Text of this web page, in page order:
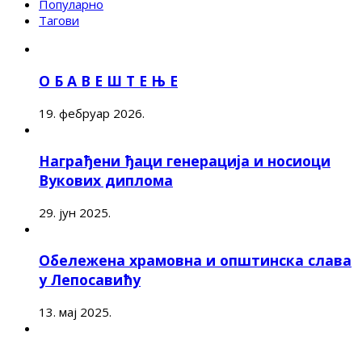
Популарно
Тагови
О Б А В Е Ш Т Е Њ Е
19. фебруар 2026.
Награђени ђаци генерација и носиоци
Вукових диплома
29. јун 2025.
Обележена храмовна и општинска слава
у Лепосавићу
13. мај 2025.